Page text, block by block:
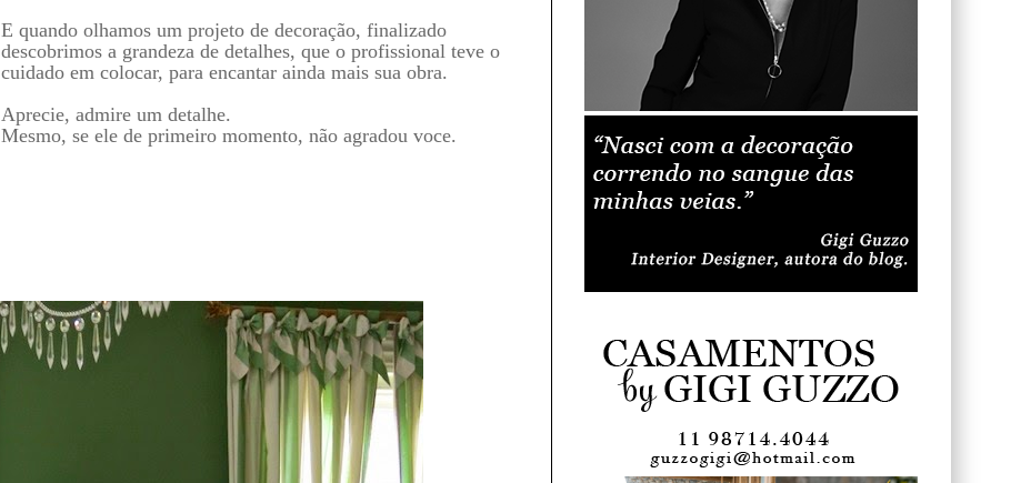
E quando olhamos um projeto de decoração, finalizado
descobrimos a grandeza de detalhes, que o profissional teve o
cuidado em colocar, para encantar ainda mais sua obra.
Aprecie, admire um detalhe.
Mesmo, se ele de primeiro momento, não agradou voce.